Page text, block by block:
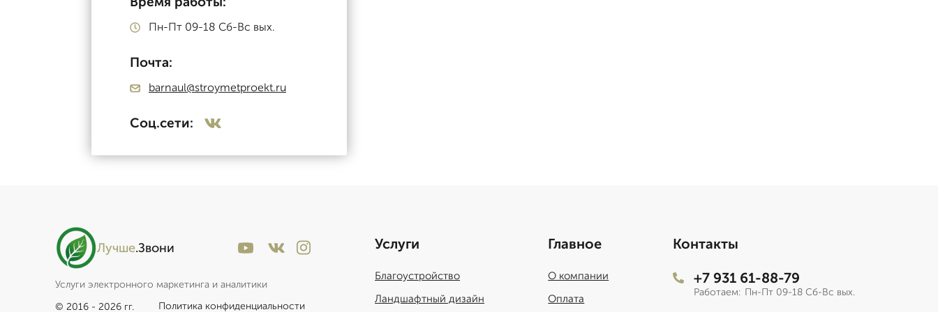
Пн-Пт 09-18 Сб-Вс вых.
Почта:
barnaul@stroymetproekt.ru
Соц.сети:
Лучше.Звони
Услуги электронного маркетинга и аналитики
© 2016 - 2026 гг.
Политика конфиденциальности
Услуги
Благоустройство
Ландшафтный дизайн
Главное
О компании
Оплата
Контакты
+7 931 61-88-79
Работаем: Пн-Пт 09-18 Сб-Вс вых.